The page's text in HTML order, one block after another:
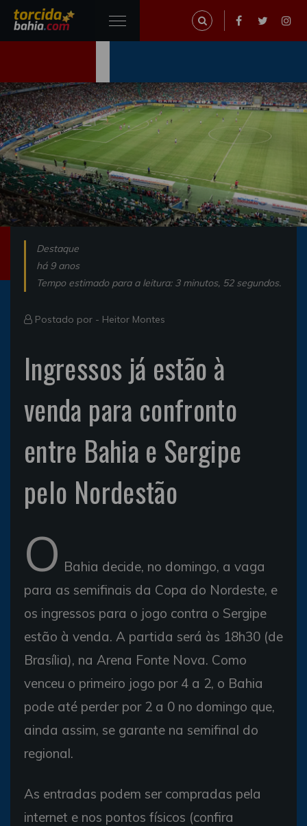
Destaque
há 9 anos
Tempo estimado para a leitura: 3 minutos, 52 segundos.
Postado por - Heitor Montes
Ingressos já estão à
venda para confronto
entre Bahia e Sergipe
pelo Nordestão
O Bahia decide, no domingo, a vaga
para as semifinais da Copa do Nordeste, e
os ingressos para o jogo contra o Sergipe
estão à venda. A partida será às 18h30 (de
Brasília), na Arena Fonte Nova. Como
venceu o primeiro jogo por 4 a 2, o Bahia
pode até perder por 2 a 0 no domingo que,
ainda assim, se garante na semifinal do
regional.
As entradas podem ser compradas pela
internet e nos pontos físicos (confira